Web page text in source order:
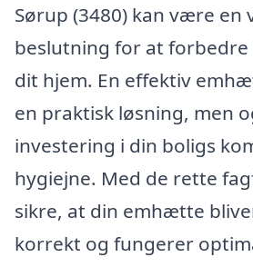
Sørup (3480) kan være en
beslutning for at forbedre
dit hjem. En effektiv
en praktisk løsning, men
investering i din boligs
hygiejne. Med de rette
sikre, at din emhætte
korrekt og fungerer